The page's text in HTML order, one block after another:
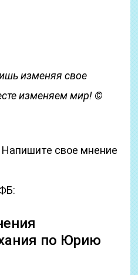
изменяя свое
изменяем мир! ©
Напишите свое мнение
по Юрию